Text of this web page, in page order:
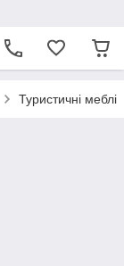
Туристичні меблі